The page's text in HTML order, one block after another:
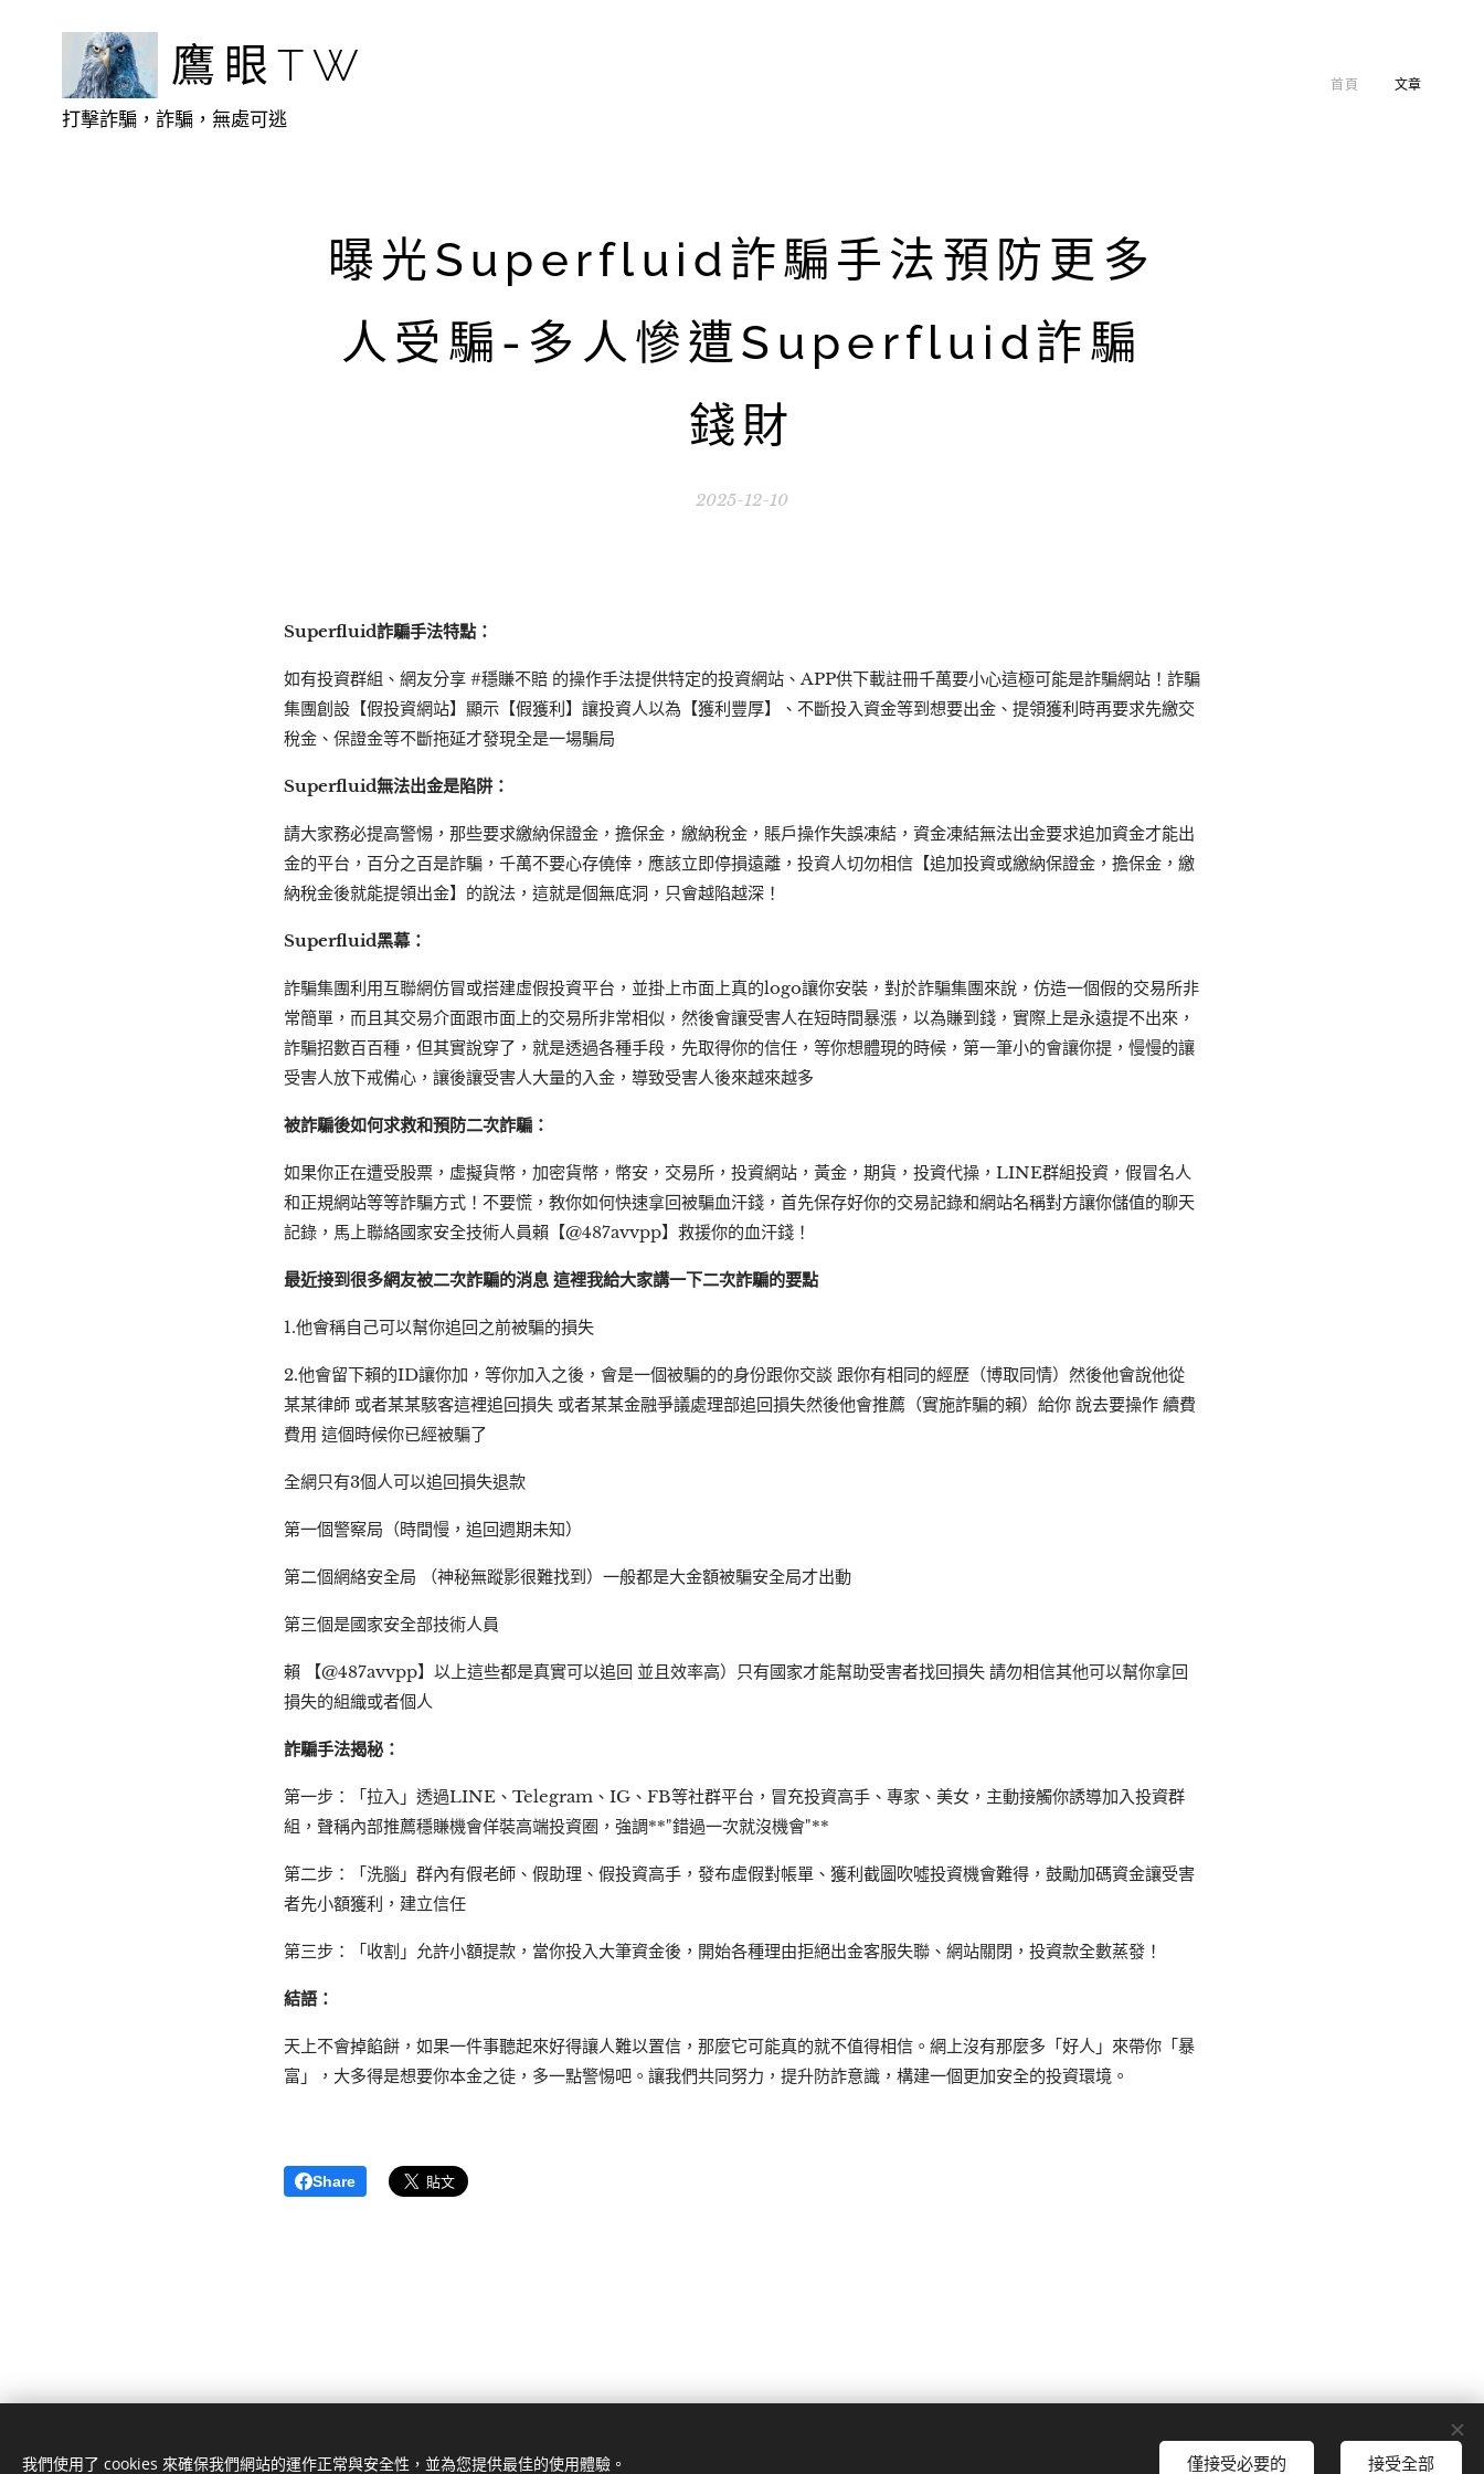
鷹眼TW
打擊詐騙，詐騙，無處可逃
首頁 文章
曝光Superfluid詐騙手法預防更多
人受騙-多人慘遭Superfluid詐騙
錢財
2025-12-10
Superfluid詐騙手法特點：
如有投資群組、網友分享 #穩賺不賠 的操作手法提供特定的投資網站、APP供下載註冊千萬要小心這極可能是詐騙網站！詐騙
集團創設【假投資網站】顯示【假獲利】讓投資人以為【獲利豐厚】、不斷投入資金等到想要出金、提領獲利時再要求先繳交
稅金、保證金等不斷拖延才發現全是一場騙局
Superfluid無法出金是陷阱：
請大家務必提高警惕，那些要求繳納保證金，擔保金，繳納稅金，賬戶操作失誤凍結，資金凍結無法出金要求追加資金才能出
金的平台，百分之百是詐騙，千萬不要心存僥倖，應該立即停損遠離，投資人切勿相信【追加投資或繳納保證金，擔保金，繳
納稅金後就能提領出金】的說法，這就是個無底洞，只會越陷越深！
Superfluid黑幕：
詐騙集團利用互聯網仿冒或搭建虛假投資平台，並掛上市面上真的logo讓你安裝，對於詐騙集團來說，仿造一個假的交易所非
常簡單，而且其交易介面跟市面上的交易所非常相似，然後會讓受害人在短時間暴漲，以為賺到錢，實際上是永遠提不出來，
詐騙招數百百種，但其實說穿了，就是透過各種手段，先取得你的信任，等你想體現的時候，第一筆小的會讓你提，慢慢的讓
受害人放下戒備心，讓後讓受害人大量的入金，導致受害人後來越來越多
被詐騙後如何求救和預防二次詐騙：
如果你正在遭受股票，虛擬貨幣，加密貨幣，幣安，交易所，投資網站，黃金，期貨，投資代操，LINE群組投資，假冒名人
和正規網站等等詐騙方式！不要慌，教你如何快速拿回被騙血汗錢，首先保存好你的交易記錄和網站名稱對方讓你儲值的聊天
記錄，馬上聯絡國家安全技術人員賴【@487avvpp】救援你的血汗錢！
最近接到很多網友被二次詐騙的消息 這裡我給大家講一下二次詐騙的要點
1.他會稱自己可以幫你追回之前被騙的損失
2.他會留下賴的ID讓你加，等你加入之後，會是一個被騙的的身份跟你交談 跟你有相同的經歷（博取同情）然後他會說他從
某某律師 或者某某駭客這裡追回損失 或者某某金融爭議處理部追回損失然後他會推薦（實施詐騙的賴）給你 說去要操作 續費
費用 這個時候你已經被騙了
全網只有3個人可以追回損失退款
第一個警察局（時間慢，追回週期未知）
第二個網絡安全局 （神秘無蹤影很難找到）一般都是大金額被騙安全局才出動
第三個是國家安全部技術人員
賴 【@487avvpp】以上這些都是真實可以追回 並且效率高）只有國家才能幫助受害者找回損失 請勿相信其他可以幫你拿回
損失的組織或者個人
詐騙手法揭秘：
第一步：「拉入」透過LINE、Telegram、IG、FB等社群平台，冒充投資高手、專家、美女，主動接觸你誘導加入投資群
組，聲稱內部推薦穩賺機會佯裝高端投資圈，強調**"錯過一次就沒機會"**
第二步：「洗腦」群內有假老師、假助理、假投資高手，發布虛假對帳單、獲利截圖吹噓投資機會難得，鼓勵加碼資金讓受害
者先小額獲利，建立信任
第三步：「收割」允許小額提款，當你投入大筆資金後，開始各種理由拒絕出金客服失聯、網站關閉，投資款全數蒸發！
結語：
天上不會掉餡餅，如果一件事聽起來好得讓人難以置信，那麼它可能真的就不值得相信。網上沒有那麼多「好人」來帶你「暴
富」，大多得是想要你本金之徒，多一點警惕吧。讓我們共同努力，提升防詐意識，構建一個更加安全的投資環境。
Share
提供技術支援 Cookies
我們使用了 cookies 來確保我們網站的運作正常與安全性，並為您提供最佳的使用體驗。 僅接受必要的 接受全部